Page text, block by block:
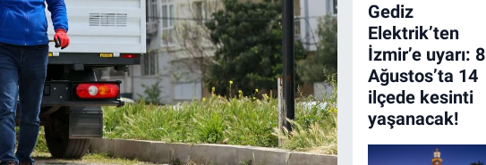
Gediz
Elektrik’ten
İzmir’e uyarı: 8
Ağustos’ta 14
ilçede kesinti
yaşanacak!